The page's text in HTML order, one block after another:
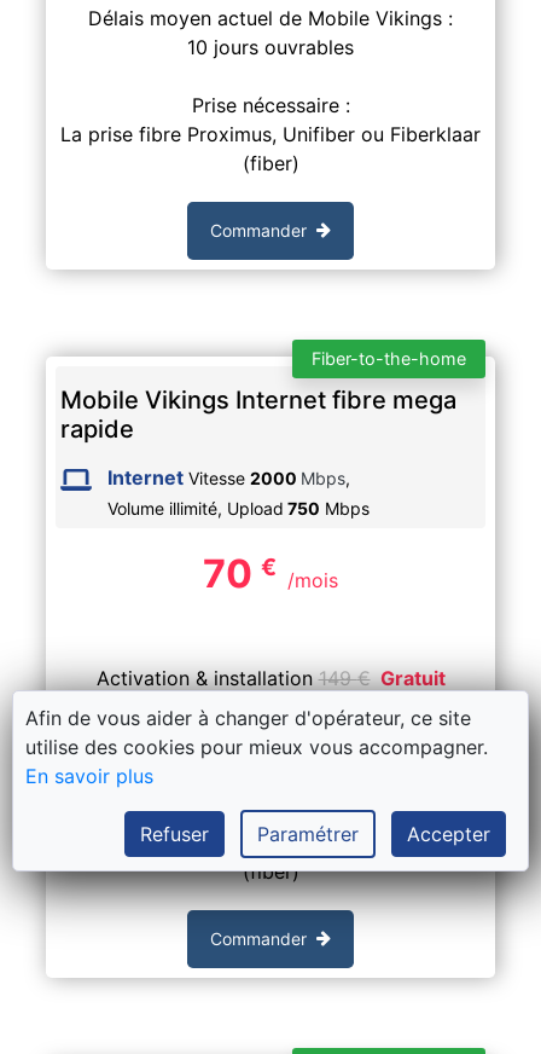
Délais moyen actuel de Mobile Vikings :
10 jours ouvrables
Prise nécessaire :
La prise fibre Proximus, Unifiber ou Fiberklaar
(fiber)
Commander
Fiber-to-the-home
Mobile Vikings Internet fibre mega
rapide
Internet Vitesse 2000 Mbps,
Volume illimité, Upload 750 Mbps
70 € /mois
Activation & installation149€ Gratuit
Délais moyen actuel de Mobile Vikings :
10 jours ouvrables
Prise nécessaire :
La prise fibre Proximus, Unifiber ou Fiberklaar
(fiber)
Commander
Afin de vous aider à changer d'opérateur, ce site
utilise des cookies pour mieux vous accompagner.
En savoir plus
Refuser Paramétrer Accepter